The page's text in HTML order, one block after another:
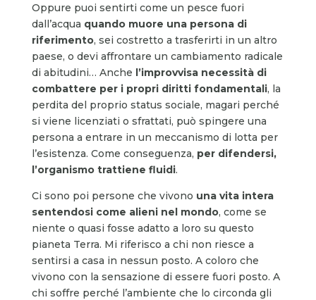
Oppure puoi sentirti come un pesce fuori
dall’acqua quando muore una persona di
riferimento, sei costretto a trasferirti in un altro
paese, o devi affrontare un cambiamento radicale
di abitudini… Anche l’improvvisa necessità di
combattere per i propri diritti fondamentali, la
perdita del proprio status sociale, magari perché
si viene licenziati o sfrattati, può spingere una
persona a entrare in un meccanismo di lotta per
l’esistenza. Come conseguenza, per difendersi,
l’organismo trattiene fluidi.
Ci sono poi persone che vivono una vita intera
sentendosi come alieni nel mondo, come se
niente o quasi fosse adatto a loro su questo
pianeta Terra. Mi riferisco a chi non riesce a
sentirsi a casa in nessun posto. A coloro che
vivono con la sensazione di essere fuori posto. A
chi soffre perché l’ambiente che lo circonda gli